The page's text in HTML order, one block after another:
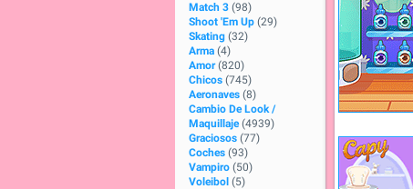
Match 3 (98)
Shoot 'Em Up (29)
Skating (32)
Arma (4)
Amor (820)
Chicos (745)
Aeronaves (8)
Cambio De Look /
Maquillaje (4939)
Graciosos (77)
Coches (93)
Vampiro (50)
Voleibol (5)